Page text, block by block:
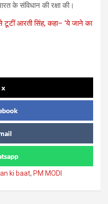
के संविधान की रक्षा की।
टूटीं आरती सिंह, कहा– ‘ये जाने का
x
ki baat, PM MODI